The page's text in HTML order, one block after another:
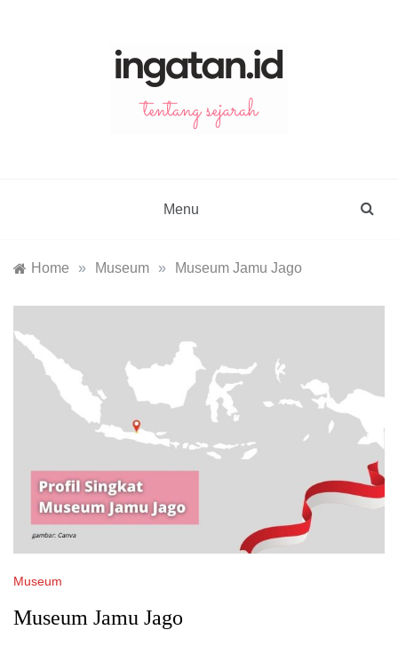
Menu
Home » Museum » Museum Jamu Jago
Museum
Museum Jamu Jago